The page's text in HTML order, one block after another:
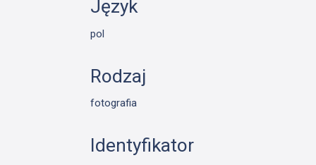
Język
pol
Rodzaj
fotografia
Identyfikator